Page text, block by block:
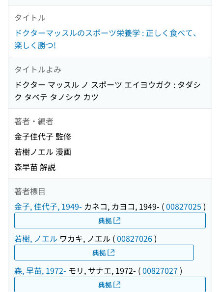
タイトル
ドクターマッスルのスポーツ栄養学 : 正しく食べて、
楽しく勝つ!
タイトルよみ
ドクター マッスル ノ スポーツ エイヨウガク : タダシ
ク タベテ タノシク カツ
著者・編者
金子佳代子 監修
若樹ノエル 漫画
森早苗 解説
著者標目
金子, 佳代子, 1949- カネコ, カヨコ, 1949- (00827025 )
典拠
若樹, ノエル ワカキ, ノエル (00827026)
典拠
森, 早苗, 1972- モリ, サナエ, 1972- (00827027 )
典拠